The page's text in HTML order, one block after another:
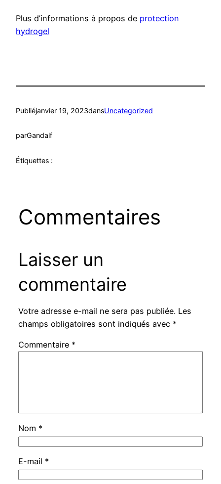
Plus d’informations à propos de protection
hydrogel
Publiéjanvier 19, 2023dansUncategorized
parGandalf
Étiquettes :
Commentaires
Laisser un
commentaire
Votre adresse e-mail ne sera pas publiée. Les
champs obligatoires sont indiqués avec *
Commentaire *
Nom *
E-mail *